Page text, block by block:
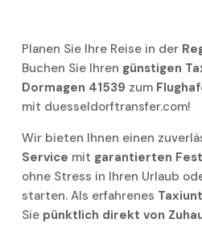
Planen Sie Ihre Reise in der
Buchen Sie Ihren günstigen
Dormagen 41539 zum
mit duesseldorftransfer.com!
Wir bieten Ihnen einen
Service mit garantierten
ohne Stress in Ihren Urlaub
starten. Als erfahrenes
Sie pünktlich direkt von